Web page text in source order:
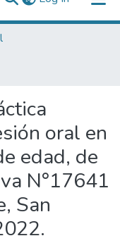
oral en
edad, de
N°17641
San